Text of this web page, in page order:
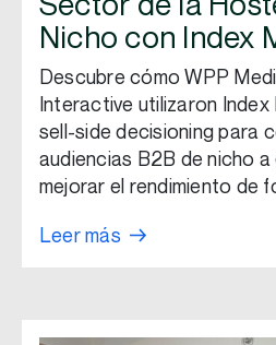
Nicho con Index
Descubre cómo WPP
Interactive utilizaron
sell-side decisioning para
audiencias B2B de nicho
mejorar el rendimiento de
Leer más